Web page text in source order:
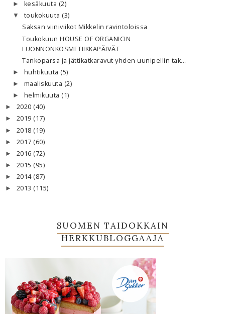
► kesäkuuta (2)
▼ toukokuuta (3)
Saksan viiniviikot Mikkelin ravintoloissa
Toukokuun HOUSE OF ORGANICIN
LUONNONKOSMETIIKKAPÄIVÄT
Tankoparsa ja jättikatkaravut yhden uunipellin tak...
► huhtikuuta (5)
► maaliskuuta (2)
► helmikuuta (1)
► 2020 (40)
► 2019 (17)
► 2018 (19)
► 2017 (60)
► 2016 (72)
► 2015 (95)
► 2014 (87)
► 2013 (115)
SUOMEN TAIDOKKAIN
HERKKUBLOGGAAJA